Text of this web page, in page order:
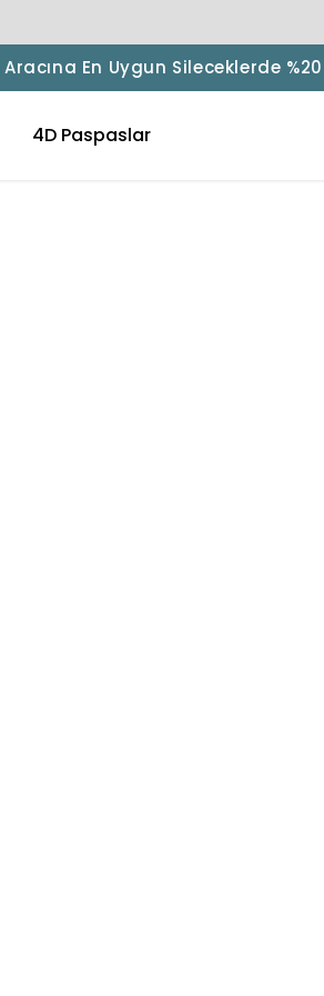
Aracına En Uygun Sileceklerde
4D Paspaslar